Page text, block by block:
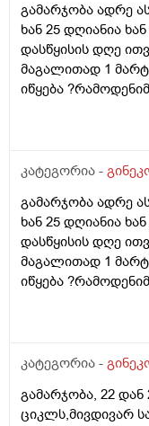
გამარჯობა ადრე
ხან 25 დღიანია
დასწყისის დღე
მაგალითად 1
იწყება
მეშინია კიდევ
განმავლობაში ?
რამეა.ზოგადად
მაქვს.ხშირად
უნდაცკვების
პასუხიც მივიღე
არც ჭარბი
მითხარით რომ
ასაკი 40
კატეგორია -
გამარჯობა ადრე
ხან 25 დღიანია
დასწყისის დღე
მაგალითად 1
იწყება
მეშინია კიდევ
განმავლობაში ?
რამეა.ზოგადად
მაქვს.ხშირად
კატეგორია -
გამარჯობა, 22
ციკლს,მივდივარ